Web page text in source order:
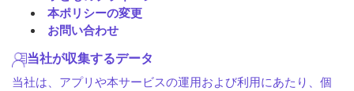
本ポリシーの変更
お問い合わせ
当社が収集するデータ
当社は、アプリや本サービスの運用および利用にあたり、個